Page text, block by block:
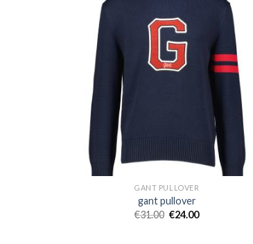
GANT PULLOVER
gant pullover
€31.00 €24.00